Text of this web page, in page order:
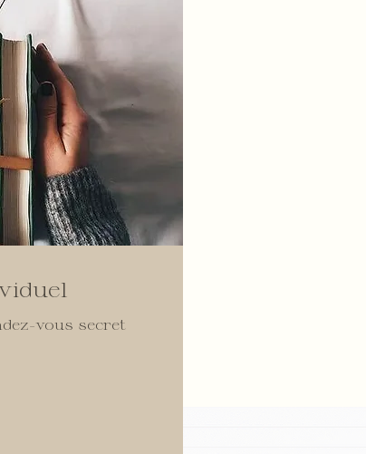
vous secret